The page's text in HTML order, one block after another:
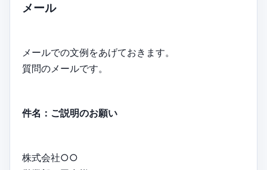
メール
メールでの文例をあげておきます。
質問のメールです。
件名：ご説明のお願い
株式会社○○